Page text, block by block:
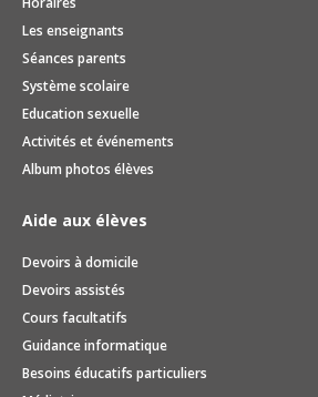
Les enseignants
Séances parents
Système scolaire
Education sexuelle
Activités et événements
Album photos élèves
Aide aux élèves
Devoirs à domicile
Devoirs assistés
Cours facultatifs
Guidance informatique
Besoins éducatifs particuliers